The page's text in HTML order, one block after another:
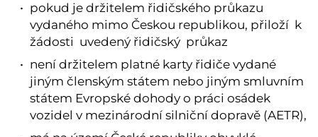
pokud je držitelem řidičského průkazu
vydaného mimo Českou republikou, přiloží k
žádosti uvedený řidičský průkaz
není držitelem platné karty řidiče vydané
jiným členským státem nebo jiným smluvním
státem Evropské dohody o práci osádek
vozidel v mezinárodní silniční dopravě (AETR),